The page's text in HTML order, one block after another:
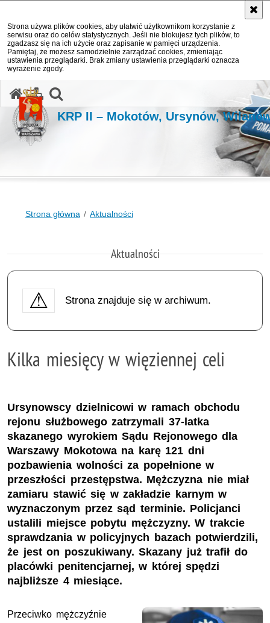
Strona używa plików cookies, aby ułatwić użytkownikom korzystanie z
serwisu oraz do celów statystycznych. Jeśli nie blokujesz tych plików, to
zgadzasz się na ich użycie oraz zapisanie w pamięci urządzenia.
Pamiętaj, że możesz samodzielnie zarządzać cookies, zmieniając
ustawienia przeglądarki. Brak zmiany ustawienia przeglądarki oznacza
wyrażenie zgody.
KRP II – Mokotów, Ursynów,
Strona główna Aktualności
Aktualności
Strona znajduje się w archiwum.
Kilka miesięcy w więziennej celi
Ursynowscy dzielnicowi w ramach obchodu
rejonu służbowego zatrzymali 37-latka
skazanego wyrokiem Sądu Rejonowego dla
Warszawy Mokotowa na karę 121 dni
pozbawienia wolności za popełnione w
przeszłości przestępstwa. Mężczyzna nie miał
zamiaru stawić się w zakładzie karnym w
wyznaczonym przez sąd terminie. Policjanci
ustalili miejsce pobytu mężczyzny. W trakcie
sprawdzania w policyjnych bazach potwierdzili,
że jest on poszukiwany. Skazany już trafił do
placówki penitencjarnej, w której spędzi
najbliższe 4 miesiące.
Przeciwko mężczyźnie